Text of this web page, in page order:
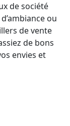
de société
ou
de vente
de bons
envies et